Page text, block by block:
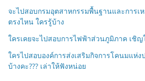
จะไปสอบกรมอุตสาหกรรมพื้นฐานและการเ
ตรงไหน ใครรู้บ้าง
ใครเคยจะไปสอบการไฟฟ้าส่วนภูมิภาค เชิญ
ใครไปสอบองค์การส่งเสริมกิจการโคนมแห่ง
บ้างคะ??? เล่าให้ฟังหน่อย